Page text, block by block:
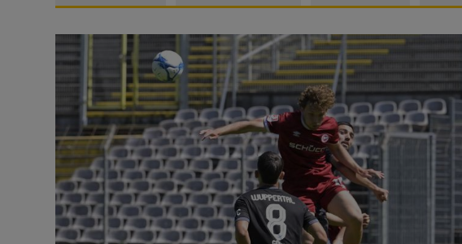
WSV: Übertragung im Barmer Bahnhof und klare Ansage